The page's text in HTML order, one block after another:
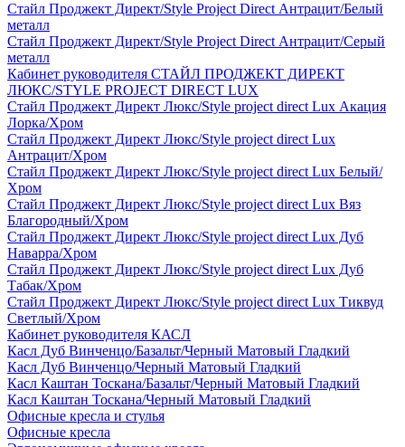
Стайл Проджект Директ/Style Project Direct Антрацит/Белый
металл
Стайл Проджект Директ/Style Project Direct Антрацит/Серый
металл
Кабинет руководителя СТАЙЛ ПРОДЖЕКТ ДИРЕКТ
ЛЮКС/STYLE PROJECT DIRECT LUX
Стайл Проджект Директ Люкс/Style project direct Lux Акация
Лорка/Хром
Стайл Проджект Директ Люкс/Style project direct Lux
Антрацит/Хром
Стайл Проджект Директ Люкс/Style project direct Lux Белый/
Хром
Стайл Проджект Директ Люкс/Style project direct Lux Вяз
Благородный/Хром
Стайл Проджект Директ Люкс/Style project direct Lux Дуб
Наварра/Хром
Стайл Проджект Директ Люкс/Style project direct Lux Дуб
Табак/Хром
Стайл Проджект Директ Люкс/Style project direct Lux Тиквуд
Светлый/Хром
Кабинет руководителя КАСЛ
Касл Дуб Винченцо/Базальт/Черный Матовый Гладкий
Касл Дуб Винченцо/Черный Матовый Гладкий
Касл Каштан Тоскана/Базальт/Черный Матовый Гладкий
Касл Каштан Тоскана/Черный Матовый Гладкий
Офисные кресла и стулья
Офисные кресла